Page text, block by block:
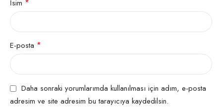
düzeltilir.
Polip Halı Nasıl Temizlenir?
Polip halılar pratik temizlenir; düzenli bakım
ömrünü uzatır. Yılda bir profesyonel yıkama
önerilir.
İsim *
E-posta *
Daha sonraki yorumlarımda kullanılması için adım, e-posta
adresim ve site adresim bu tarayıcıya kaydedilsin.